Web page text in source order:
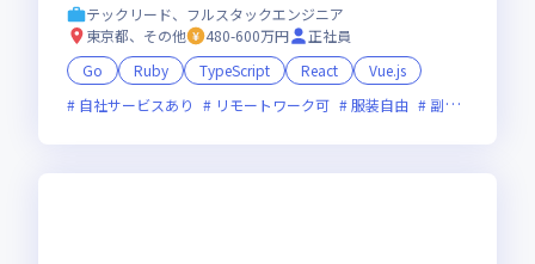
テックリード、フルスタックエンジニア
東京都、その他
480-600万円
正社員
Go
Ruby TypeScript React
Vue.js
自社サービスあり
リモートワーク可 服装自由 副業可